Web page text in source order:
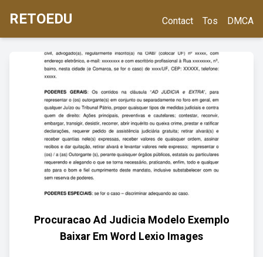
RETOEDU Contact Tos DMCA
Procuracao Ad Judicia Modelo Exemplo
Baixar Em Word Lexio Images